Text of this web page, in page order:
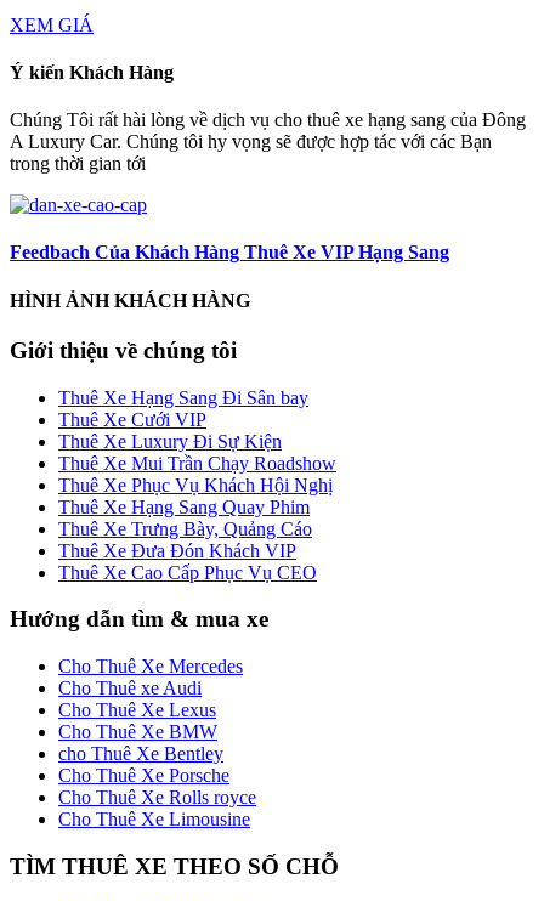
XEM GIÁ
Ý kiến Khách Hàng
Chúng Tôi rất hài lòng về dịch vụ cho thuê xe hạng sang của Đông
A Luxury Car. Chúng tôi hy vọng sẽ được hợp tác với các Bạn
trong thời gian tới
Feedbach Của Khách Hàng Thuê Xe VIP Hạng Sang
HÌNH ẢNH KHÁCH HÀNG
Giới thiệu về chúng tôi
Thuê Xe Hạng Sang Đi Sân bay
Thuê Xe Cưới VIP
Thuê Xe Luxury Đi Sự Kiện
Thuê Xe Mui Trần Chạy Roadshow
Thuê Xe Phục Vụ Khách Hội Nghị
Thuê Xe Hạng Sang Quay Phim
Thuê Xe Trưng Bày, Quảng Cáo
Thuê Xe Đưa Đón Khách VIP
Thuê Xe Cao Cấp Phục Vụ CEO
Hướng dẫn tìm & mua xe
Cho Thuê Xe Mercedes
Cho Thuê xe Audi
Cho Thuê Xe Lexus
Cho Thuê Xe BMW
cho Thuê Xe Bentley
Cho Thuê Xe Porsche
Cho Thuê Xe Rolls royce
Cho Thuê Xe Limousine
TÌM THUÊ XE THEO SỐ CHỖ